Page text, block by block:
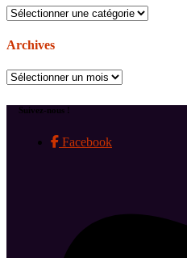
Catégories
Archives
Archives
Suivez-nous !
Facebook